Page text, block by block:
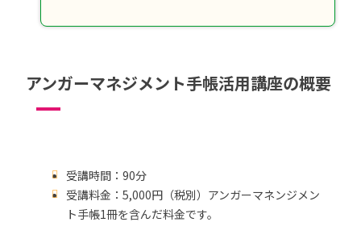
アンガーマネジメント手帳活用講座の概要
受講時間：90分
受講料金：5,000円（税別）アンガーマネンジメン
ト手帳1冊を含んだ料金です。